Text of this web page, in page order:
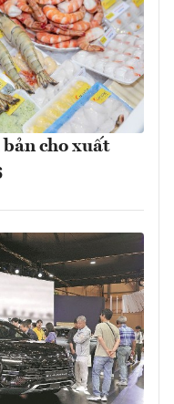
cho xuất